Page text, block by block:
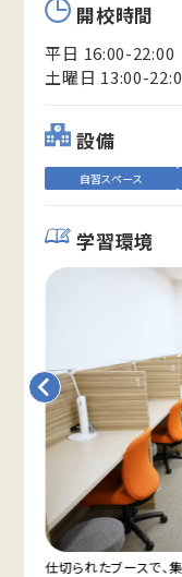
開校時間
平日 16:00-22:00
土曜日 13:00-
設備
自習スペース
学習環境
仕切られたブースで、